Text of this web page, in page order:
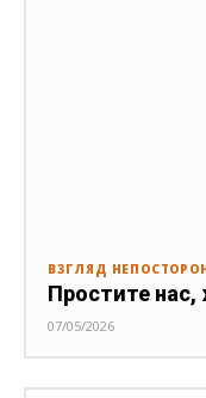
ВЗГЛЯД
Простите
07/05/2026